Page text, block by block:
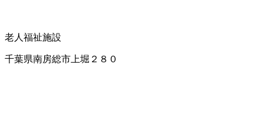
老人福祉施設
千葉県南房総市上堀２８０